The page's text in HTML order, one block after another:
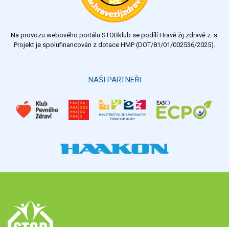
Na provozu webového portálu STOBklub se podílí Hravě žij zdravě z. s.
Projekt je spolufinancován z dotace HMP (DOT/81/01/002536/2025).
NAŠI PARTNEŘI